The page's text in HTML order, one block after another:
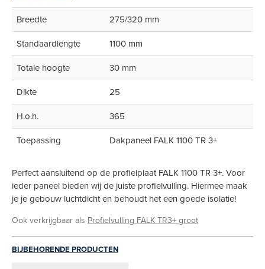
Breedte 275/320 mm
Standaardlengte 1100 mm
Totale hoogte 30 mm
Dikte 25
H.o.h. 365
Toepassing Dakpaneel FALK 1100 TR 3+
Perfect aansluitend op de profielplaat FALK 1100 TR 3+. Voor
ieder paneel bieden wij de juiste profielvulling. Hiermee maak
je je gebouw luchtdicht en behoudt het een goede isolatie!
Ook verkrijgbaar als Profielvulling FALK TR3+ groot
BIJBEHORENDE PRODUCTEN